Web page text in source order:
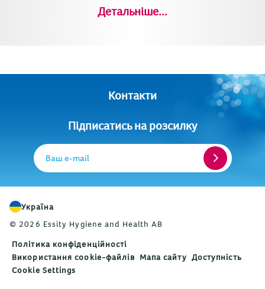
Детальніше...
Контакти
Підписатись на розсилку
Ваш e-mail
Україна
© 2026 Essity Hygiene and Health AB
Політика конфіденційності
Використання cookie-файлів Мапа сайту Доступність
Cookie Settings